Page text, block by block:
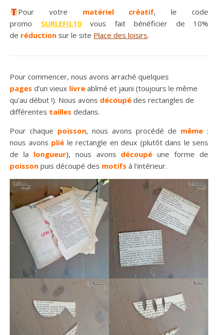
Pour votre matériel créatif, le code
promo SURLEFIL10
vous fait bénéficier de 10%
de réduction sur le site Place des loisirs.
Pour commencer, nous avons arraché quelques
pages d’un vieux livre abîmé et jauni (toujours le même
qu’au début !). Nous avons découpé des rectangles de
différentes tailles dedans.
Pour chaque poisson, nous avons procédé de même :
nous avons plié le rectangle en deux (plutôt dans le sens
de la longueur), nous avons découpé une forme de
poisson puis découpé des motifs à l’intérieur.